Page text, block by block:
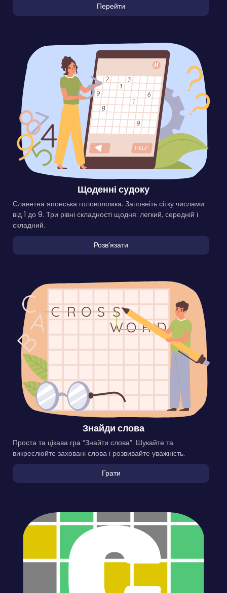
Перейти
Щоденні судоку
Славетна японська головоломка. Заповніть сітку числами
від 1 до 9. Три рівні складності щодня: легкий, середній і
складний.
Розвʼязати
Знайди слова
Проста та цікава гра “Знайти слова”. Шукайте та
викреслюйте заховані слова і розвивайте уважність.
Грати